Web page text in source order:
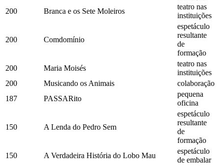
200
Branca e os Sete Moleiros
teatro nas
instituições
200 Comdomínio
espetáculo
resultante
de
formação
200
Maria Moisés
teatro nas
instituições
200
Musicando os Animais
colaboração
187
PASSARito
pequena
oficina
150 A Lenda do Pedro Sem
espetáculo
resultante
de
formação
150
A Verdadeira História do Lobo Mau
espetáculo
de embalar